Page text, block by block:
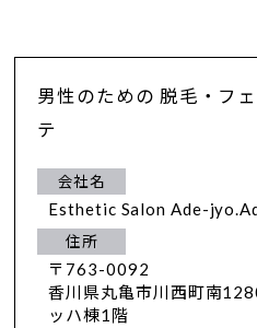
男性のための 脱毛・フ
テ
会社名
Esthetic Salon Ade-
住所
〒763-0092
香川県丸亀市川西町南
ッハ棟1階